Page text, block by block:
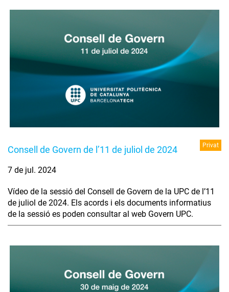
Consell de Govern de l’11 de juliol de 2024 Privat
7 de jul. 2024
Vídeo de la sessió del Consell de Govern de la UPC de l’11
de juliol de 2024. Els acords i els documents informatius
de la sessió es poden consultar al web Govern UPC.